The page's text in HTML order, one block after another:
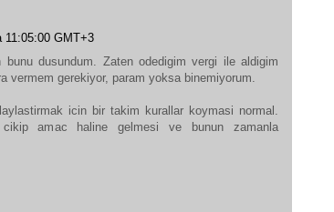
11:05:00 GMT+3
dusundum. Zaten odedigim vergi ile aldigim
vermem gerekiyor, param yoksa binemiyorum.
icin bir takim kurallar koymasi normal.
amac haline gelmesi ve bunun zamanla